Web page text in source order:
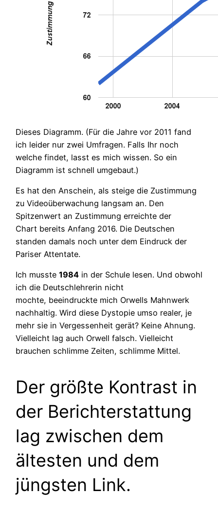
Dieses Diagramm. (Für die Jahre vor 2011 fand
ich leider nur zwei Umfragen. Falls Ihr noch
welche findet, lasst es mich wissen. So ein
Diagramm ist schnell umgebaut.)
Es hat den Anschein, als steige die Zustimmung
zu Videoüberwachung langsam an. Den
Spitzenwert an Zustimmung erreichte der
Chart bereits Anfang 2016. Die Deutschen
standen damals noch unter dem Eindruck der
Pariser Attentate.
Ich musste 1984 in der Schule lesen. Und obwohl
ich die Deutschlehrerin nicht
mochte, beeindruckte mich Orwells Mahnwerk
nachhaltig. Wird diese Dystopie umso realer, je
mehr sie in Vergessenheit gerät? Keine Ahnung.
Vielleicht lag auch Orwell falsch. Vielleicht
brauchen schlimme Zeiten, schlimme Mittel.
Der größte Kontrast in
der Berichterstattung
lag zwischen dem
ältesten und dem
jüngsten Link.